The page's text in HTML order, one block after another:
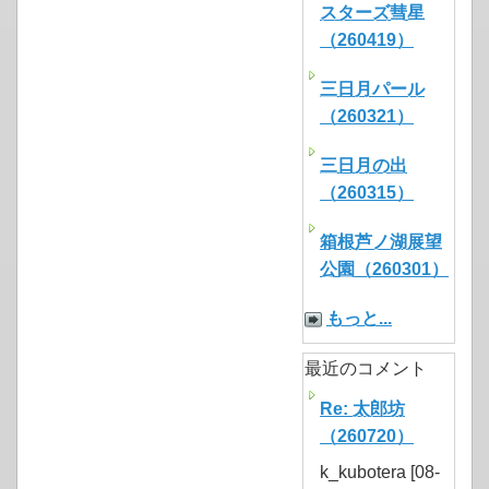
スターズ彗星
（260419）
三日月パール
（260321）
三日月の出
（260315）
箱根芦ノ湖展望
公園（260301）
もっと...
最近のコメント
Re: 太郎坊
（260720）
k_kubotera [08-